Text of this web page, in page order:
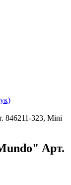
846211-323, Mini
Арт.